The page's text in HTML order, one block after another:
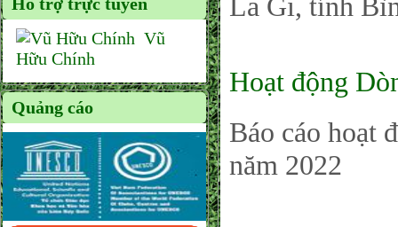
Vũ
Hữu Chính
Quảng cáo
Hoạt động
Báo cáo hoạt
năm 2022